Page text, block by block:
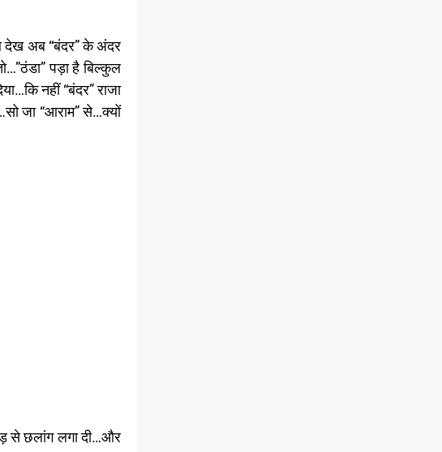
देख अब “बंदर” के अंदर
पड़ा है बिल्कुल
नहीं “बंदर” राजा
जा “आराम” से…क्यों
से छलांग लगा दी…और